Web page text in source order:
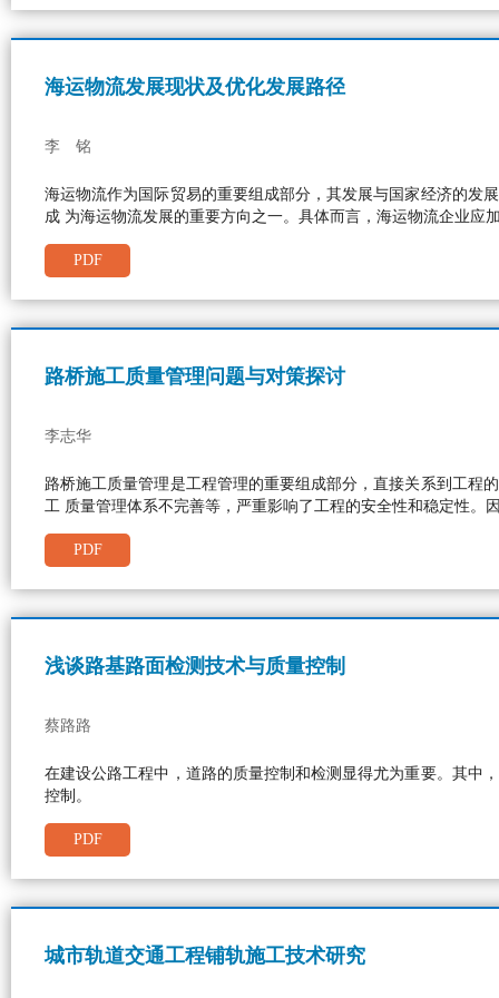
海运物流发展现状及优化发展路径
李 铭
海运物流作为国际贸易的重要组成部分，其发展与国家经济的发
成 为海运物流发展的重要方向之一。具体而言，海运物流企业
PDF
路桥施工质量管理问题与对策探讨
李志华
路桥施工质量管理是工程管理的重要组成部分，直接关系到工程
工 质量管理体系不完善等，严重影响了工程的安全性和稳定性
PDF
浅谈路基路面检测技术与质量控制
蔡路路
在建设公路工程中，道路的质量控制和检测显得尤为重要。其中
控制。
PDF
城市轨道交通工程铺轨施工技术研究